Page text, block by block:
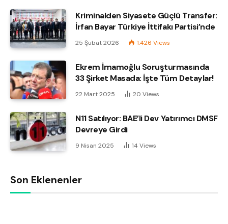
Kriminalden Siyasete Güçlü Transfer:
İrfan Bayar Türkiye İttifakı Partisi’nde
25 Şubat 2026 1.426 Views
Ekrem İmamoğlu Soruşturmasında
33 Şirket Masada: İşte Tüm Detaylar!
22 Mart 2025 20 Views
N11 Satılıyor: BAE’li Dev Yatırımcı DMSF
Devreye Girdi
9 Nisan 2025 14 Views
Son Eklenenler